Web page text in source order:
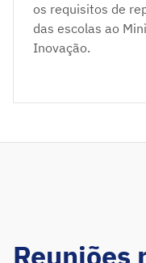
os requisitos de
das escolas ao
Inovação.
Reuniões